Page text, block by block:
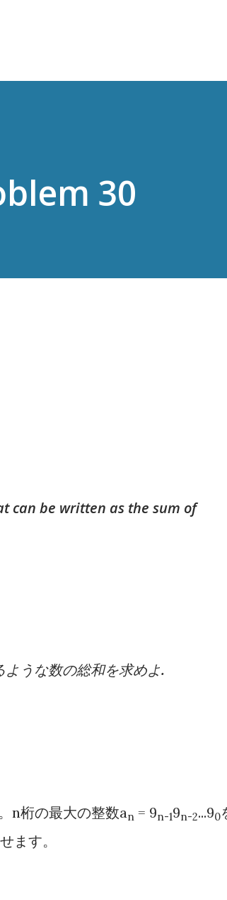
30
can be written as the sum of
うな数の総和を求めよ.
n桁の最大の整数an = 9n-19n-2...90
ます。